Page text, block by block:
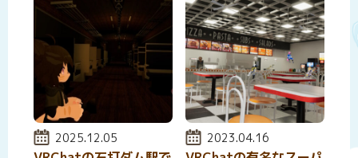
投稿日:
2025.12.05 投稿日:
2023.04.16